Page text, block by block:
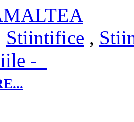
Stiintifice ,
-